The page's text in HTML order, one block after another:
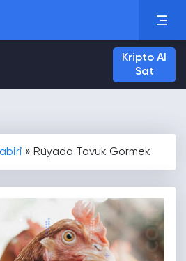
Kripto Al
Sat
» Rüyada Tavuk Görmek